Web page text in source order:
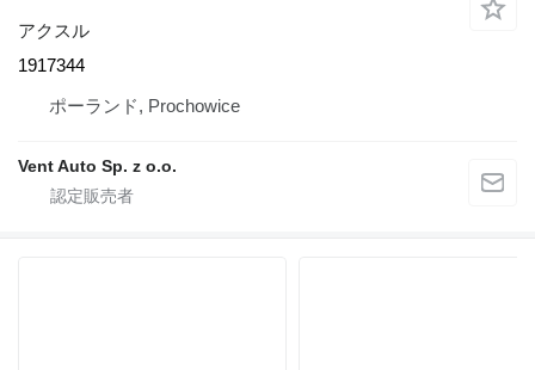
アクスル
1917344
ポーランド, Prochowice
Vent Auto Sp. z o.o.